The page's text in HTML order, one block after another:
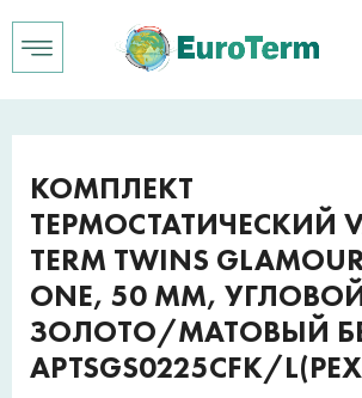
КОМПЛЕКТ
ТЕРМОСТАТИЧЕСКИЙ
TERM TWINS
ONE, 50 ММ,
ЗОЛОТО/МАТОВЫЙ
APTSGS0225CFK/